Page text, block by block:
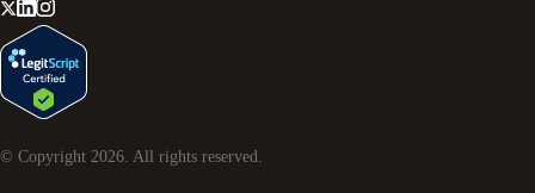
© Copyright 2026 . All rights reserved.